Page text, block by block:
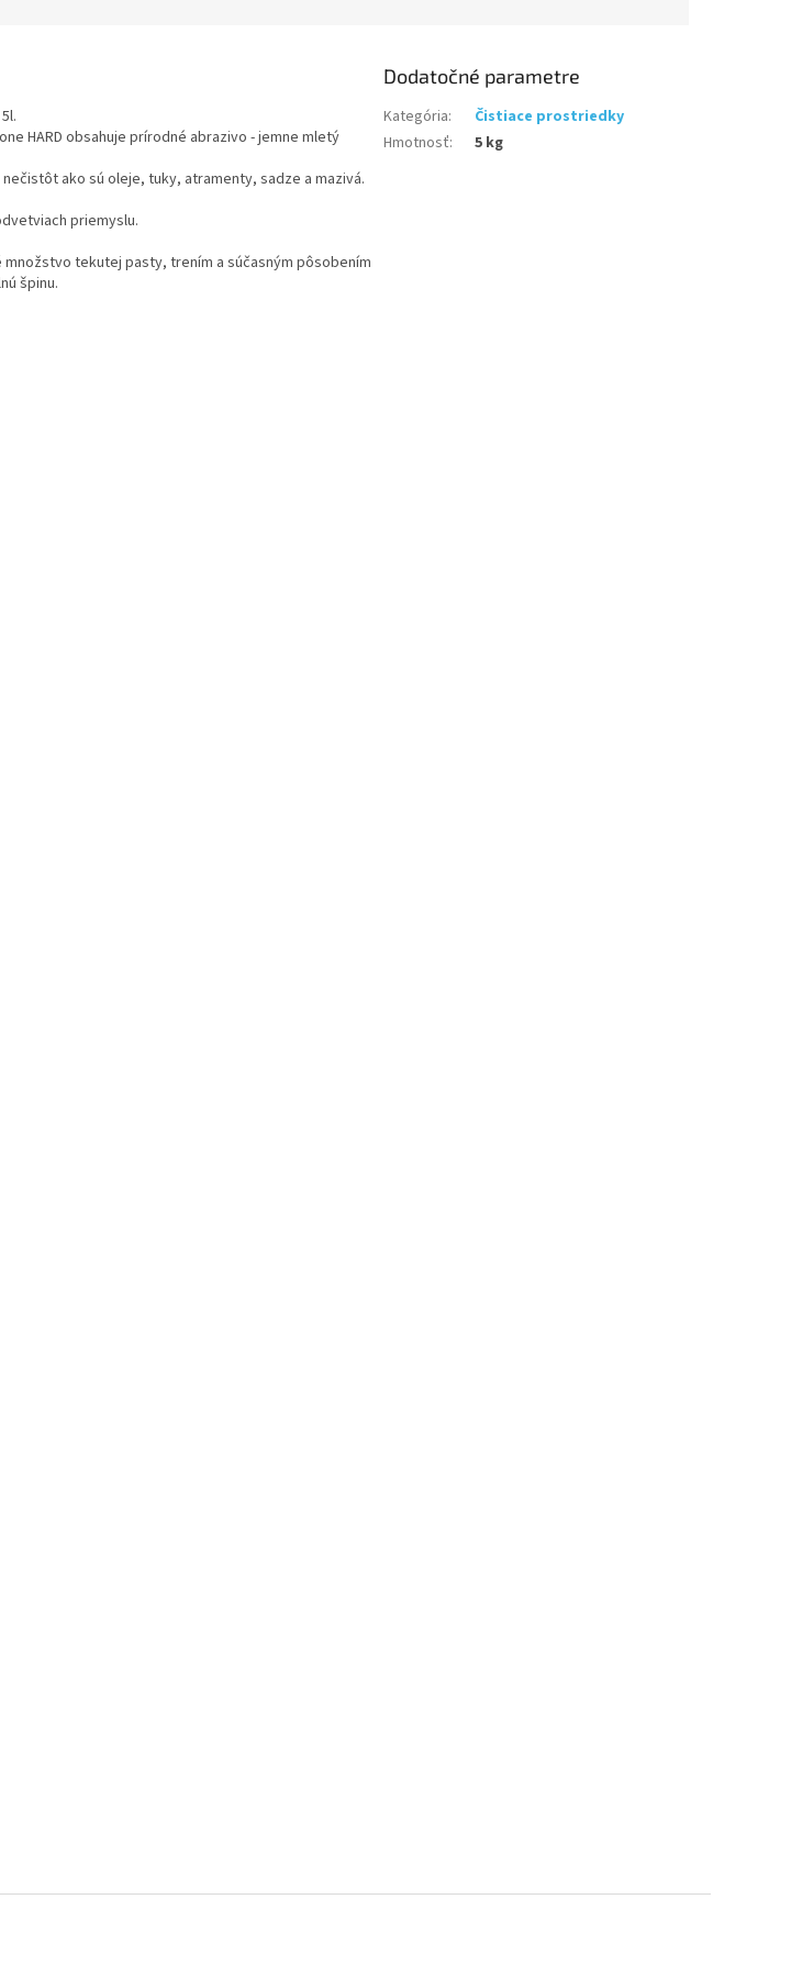
HARD obsahuje prírodné abrazivo - jemne mletý
ako sú oleje, tuky, atramenty, sadze a mazivá.
priemyslu.
tekutej pasty, trením a súčasným pôsobením
špinu.
Dodatočné parametre
Kategória:
Čistiace prostriedky
Hmotnosť: 5 kg